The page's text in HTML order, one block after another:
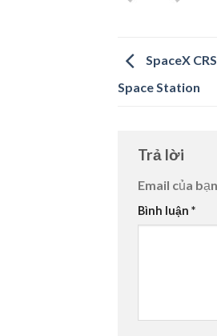
SpaceX
Space Station
Trả lời
Email của
Bình luận *